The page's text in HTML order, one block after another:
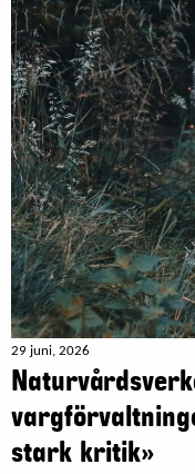
29 juni, 2026
stark kritik»